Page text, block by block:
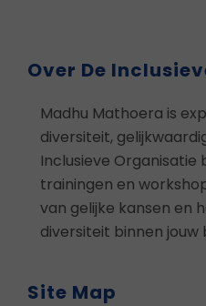
Over De
Madhu Mathoera is
diversiteit,
Inclusieve Organisatie
trainingen en
van gelijke kansen en
diversiteit binnen jouw
Site Map